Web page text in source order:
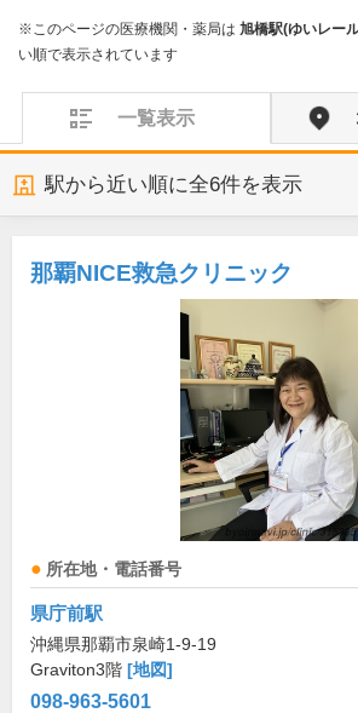
※このページの医療機関・薬局は 旭橋駅(ゆいレー
い順で表示されています
一覧表示
駅から近い順に全6件を表示
那覇NICE救急クリニック
所在地・電話番号
県庁前駅
沖縄県那覇市泉崎1-9-19
Graviton3階 [地図]
098-963-5601